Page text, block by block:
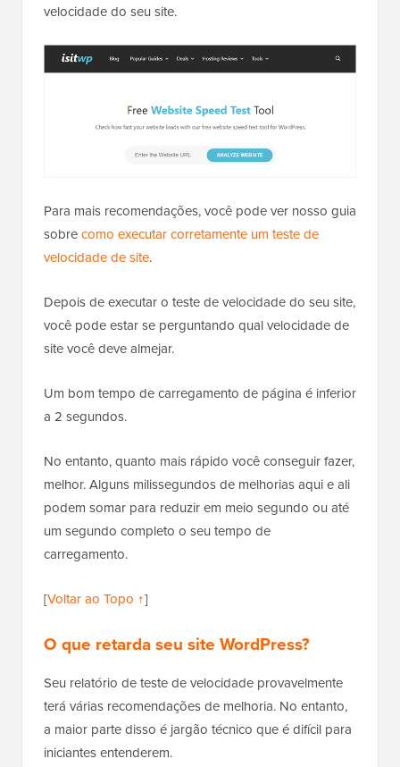
velocidade do seu site.
Para mais recomendações, você pode ver nosso guia
sobrecomo executar corretamente um teste de
velocidade de site.
Depois de executar o teste de velocidade do seu site,
você pode estar se perguntando qual velocidade de
site você deve almejar.
Um bom tempo de carregamento de página é inferior
a 2 segundos.
No entanto, quanto mais rápido você conseguir fazer,
melhor. Alguns milissegundos de melhorias aqui e ali
podem somar para reduzir em meio segundo ou até
um segundo completo o seu tempo de
carregamento.
[Voltar ao Topo ↑]
O que retarda seu site WordPress?
Seu relatório de teste de velocidade provavelmente
terá várias recomendações de melhoria. No entanto,
a maior parte disso é jargão técnico que é difícil para
iniciantes entenderem.